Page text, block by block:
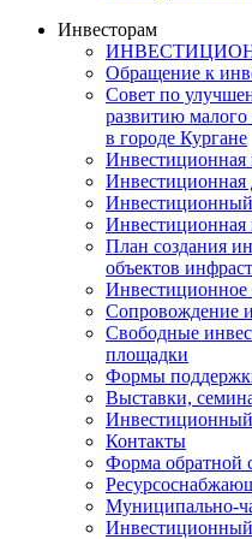
Инвесторам
Обращение к
Совет по
развитию малого
в городе Кургане
Инвестиционная
Инвестиционная
Инвестиционная
План создания
объектов
Инвестиционное
Сопровождение
Свободные
площадки
Формы
Выставки,
Инвестиционный
Контакты
Форма обратной
Муниципально-